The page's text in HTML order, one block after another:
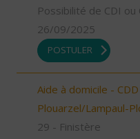
Possibilité de CDI ou
26/09/2025
POSTULER
Aide à domicile -
Plouarzel/Lampaul-
29 - Finistère